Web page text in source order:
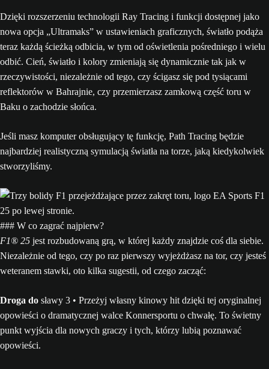
Dzięki rozszerzeniu technologii Ray Tracing i funkcji dostępnej jako
nowa opcja „Ultramaks” w ustawieniach graficznych, światło podąża
teraz każdą ścieżką odbicia, w tym od oświetlenia pośredniego i wielu
odbić. Cień, światło i kolory zmieniają się dynamicznie tak jak w
rzeczywistości, niezależnie od tego, czy ścigasz się pod tysiącami
reflektorów w Bahrajnie, czy przemierzasz zamkową część toru w
Baku o zachodzie słońca.
Jeśli masz komputer obsługujący tę funkcję, Path Tracing będzie
najbardziej realistyczną symulacją światła na torze, jaką kiedykolwiek
stworzyliśmy.
### W co zagrać najpierw?
F1® 25 jest rozbudowaną grą, w której każdy znajdzie coś dla siebie.
Niezależnie od tego, czy po raz pierwszy wyjeżdżasz na tor, czy jesteś
weteranem stawki, oto kilka sugestii, od czego zacząć:
Droga do sławy 3 • Przeżyj własny kinowy hit dzięki tej oryginalnej
opowieści o dramatycznej walce Konnersportu o chwałę. To świetny
punkt wyjścia dla nowych graczy i tych, którzy lubią poznawać
opowieści.